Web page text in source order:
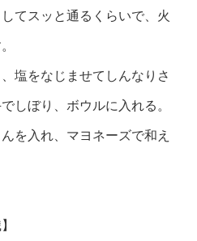
てスッと通るくらいで、火
塩をなじませてしんなりさ
しぼり、ボウルに入れる。
を入れ、マヨネーズで和え